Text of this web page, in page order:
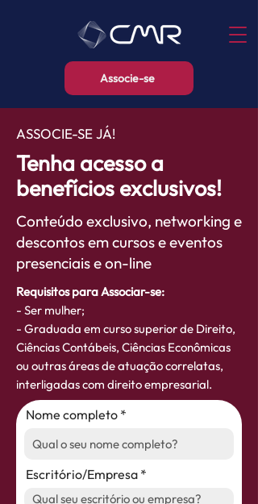
Associe-se
ASSOCIE-SE JÁ!
Tenha acesso a
benefícios exclusivos!
Conteúdo exclusivo, networking e
descontos em cursos e eventos
presenciais e on-line
Requisitos para Associar-se:
- Ser mulher;
- Graduada em curso superior de Direito,
Ciências Contábeis, Ciências Econômicas
ou outras áreas de atuação correlatas,
interligadas com direito empresarial.
Nome completo
Escritório/Empresa